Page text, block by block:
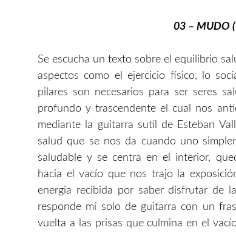
03 – MUDO
Se escucha un texto sobre el equilibrio
aspectos como el ejercicio físico, lo
pilares son necesarios para ser seres
profundo y trascendente el cual nos
mediante la guitarra sutil de Esteban
salud que se nos da cuando uno
saludable y se centra en el interior,
hacia el vacío que nos trajo la
energia recibida por saber disfrutar de
responde mí solo de guitarra con un
vuelta a las prisas que culmina en el